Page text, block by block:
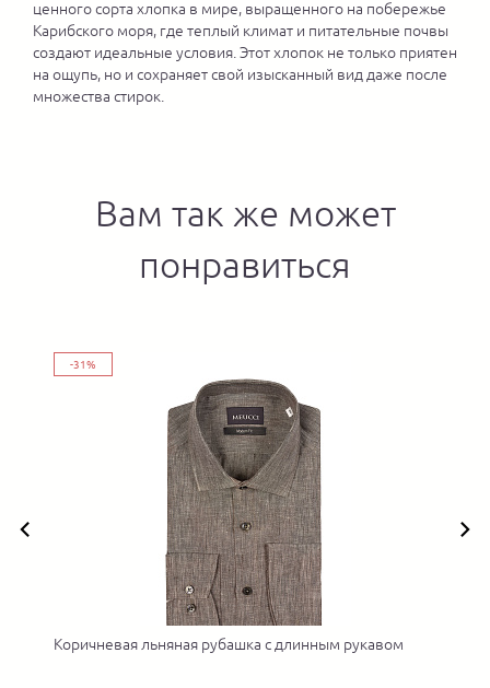
ценного сорта хлопка в мире, выращенного на побережье
Карибского моря, где теплый климат и питательные почвы
создают идеальные условия. Этот хлопок не только приятен
на ощупь, но и сохраняет свой изысканный вид даже после
множества стирок.
Вам так же может
понравиться
-31%
Коричневая льняная рубашка с длинным рукавом